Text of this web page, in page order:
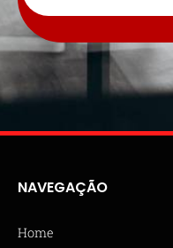
NAVEGAÇÃO
Home